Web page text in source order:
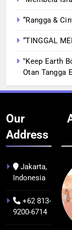
“Rangga &
“TINGGAL
‟Keep Earth
Otan Tangga
Our
Address
Jakarta,
Indonesia
+62 813-
9200-6714
BERITA
BUDAYA
Pontianak
dalam Peta
Kolonial
Awal Abad